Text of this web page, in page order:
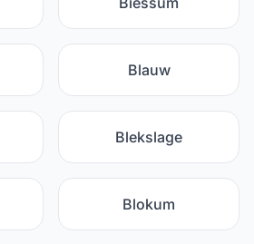
Blauw
Blekslage
Blokum